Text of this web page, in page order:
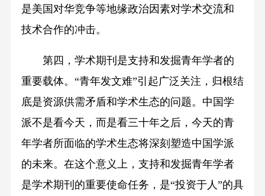
是美国对华竞争等地缘政治因素对学术交流和
技术合作的冲击。
第四，学术期刊是支持和发掘青年学者的
重要载体。“青年发文难”引起广泛关注，归根结
底是资源供需矛盾和学术生态的问题。中国学
派不是看今天，而是看三十年之后，今天的青
年学者所面临的学术生态将深刻塑造中国学派
的未来。在这个意义上，支持和发掘青年学者
是学术期刊的重要使命任务，是“投资于人”的具